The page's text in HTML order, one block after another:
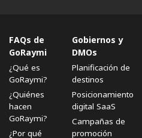
FAQs de
GoRaymi
¿Qué es
GoRaymi?
¿Quiénes
hacen
GoRaymi?
¿Por qué
Gobiernos y
DMOs
Planificación de
destinos
Posicionamiento
digital SaaS
Campañas de
promoción